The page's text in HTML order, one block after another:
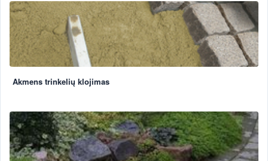
Akmens trinkelių klojimas